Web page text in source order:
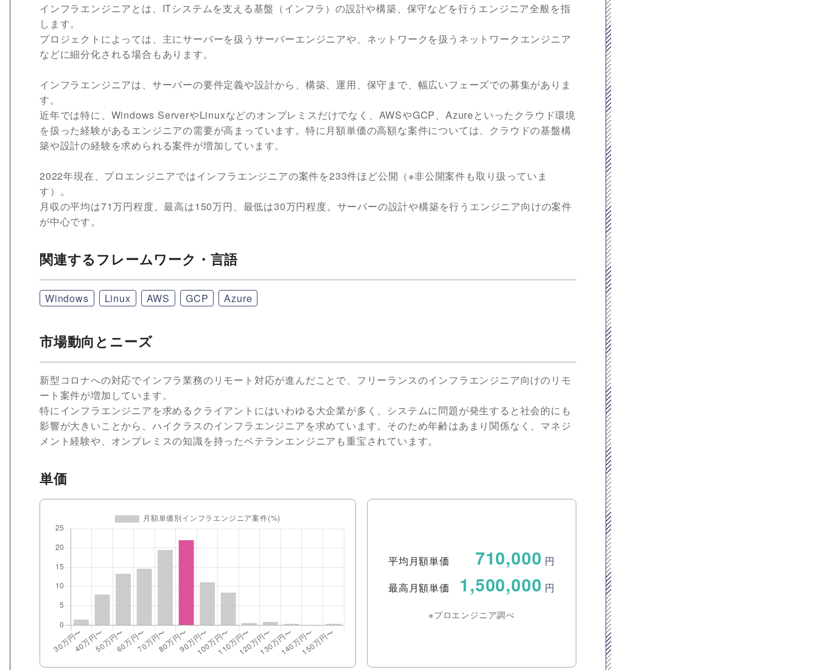
インフラエンジニアとは、ITシステムを支える基盤（インフラ）の設計や構築、保守などを行うエンジニア全般を指
します。
プロジェクトによっては、主にサーバーを扱うサーバーエンジニアや、ネットワークを扱うネットワークエンジニア
などに細分化される場合もあります。
インフラエンジニアは、サーバーの要件定義や設計から、構築、運用、保守まで、幅広いフェーズでの募集がありま
す。
近年では特に、Windows ServerやLinuxなどのオンプレミスだけでなく、AWSやGCP、Azureといったクラウド環境
を扱った経験があるエンジニアの需要が高まっています。特に月額単価の高額な案件については、クラウドの基盤構
築や設計の経験を求められる案件が増加しています。
2022年現在、プロエンジニアではインフラエンジニアの案件を233件ほど公開（※非公開案件も取り扱っていま
す）。
月収の平均は71万円程度。最高は150万円、最低は30万円程度。サーバーの設計や構築を行うエンジニア向けの案件
が中心です。
関連するフレームワーク・言語
Windows Linux AWS GCP Azure
市場動向とニーズ
新型コロナへの対応でインフラ業務のリモート対応が進んだことで、フリーランスのインフラエンジニア向けのリモ
ート案件が増加しています。
特にインフラエンジニアを求めるクライアントにはいわゆる大企業が多く、システムに問題が発生すると社会的にも
影響が大きいことから、ハイクラスのインフラエンジニアを求めています。そのため年齢はあまり関係なく、マネジ
メント経験や、オンプレミスの知識を持ったベテランエンジニアも重宝されています。
単価
平均月額単価 710,000 円
最高月額単価
1,500,000 円
※プロエンジニア調べ